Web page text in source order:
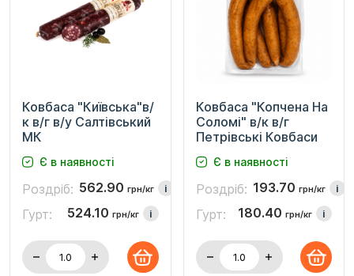
Ковбаса "Київська"в/
к в/г в/у Салтівський
МК
Є в наявності
Роздріб: 562.90 грн/кг i
Гурт: 524.10 грн/кг i
Ковбаса "Копчена На
Соломі" в/к в/г
Петрівські Ковбаси
Є в наявності
Роздріб: 193.70 грн/кг i
Гурт: 180.40 грн/кг i